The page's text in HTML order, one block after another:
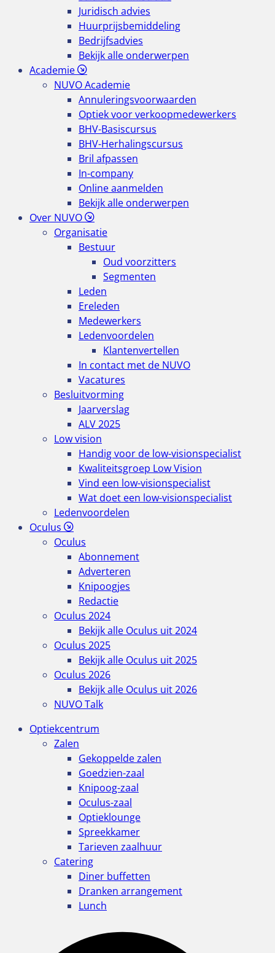
Juridisch advies
Huurprijsbemiddeling
Bedrijfsadvies
Bekijk alle onderwerpen
Academie
NUVO Academie
Annuleringsvoorwaarden
Optiek voor verkoopmedewerkers
BHV-Basiscursus
BHV-Herhalingscursus
Bril afpassen
In-company
Online aanmelden
Bekijk alle onderwerpen
Over NUVO
Organisatie
Bestuur
Oud voorzitters
Segmenten
Leden
Ereleden
Medewerkers
Ledenvoordelen
Klantenvertellen
In contact met de NUVO
Vacatures
Besluitvorming
Jaarverslag
ALV 2025
Low vision
Handig voor de low-visionspecialist
Kwaliteitsgroep Low Vision
Vind een low-visionspecialist
Wat doet een low-visionspecialist
Ledenvoordelen
Oculus
Oculus
Abonnement
Adverteren
Knipoogjes
Redactie
Oculus 2024
Bekijk alle Oculus uit 2024
Oculus 2025
Bekijk alle Oculus uit 2025
Oculus 2026
Bekijk alle Oculus uit 2026
NUVO Talk
Optiekcentrum
Zalen
Gekoppelde zalen
Goedzien-zaal
Knipoog-zaal
Oculus-zaal
Optieklounge
Spreekkamer
Tarieven zaalhuur
Catering
Diner buffetten
Dranken arrangement
Lunch